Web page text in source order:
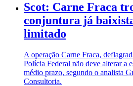
Scot: Carne Fraca
conjuntura já
limitado
A operação Carne Fraca,
Polícia Federal não deve alterar a
médio prazo, segundo o analista
Consultoria.